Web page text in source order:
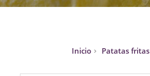
Inicio Patatas fritas